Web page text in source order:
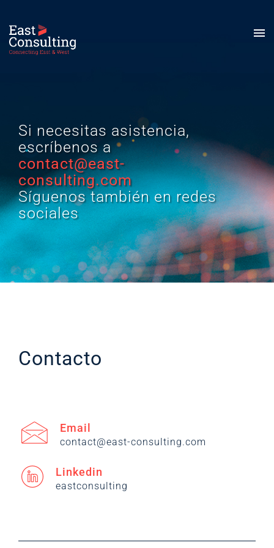
Español
Si necesitas asistencia,
escríbenos a
contact@east-
consulting.com
Síguenos también en redes
sociales
Contacto
Email
contact@east-consulting.com
Linkedin
eastconsulting